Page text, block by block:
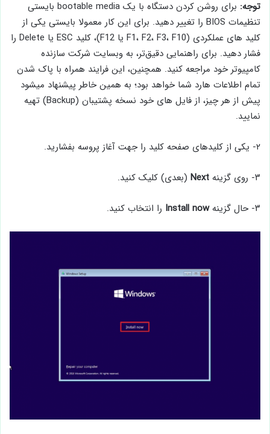
توجه:
برای روشن کردن دستگاه با یک bootable media بایستی
تنظیمات BIOS را تغییر دهید. برای این کار معمولا بایستی یکی از
کلید های عملکردی (F1، F2، F3، F10 یا F12)، کلید ESC یا Delete را
فشار دهید. برای راهنمایی دقیق‌تر، به وبسایت شرکت سازنده
کامپیوتر خود مراجعه کنید. همچنین، این فرایند همراه با پاک شدن
تمام اطلاعات هارد شما خواهد بود؛ به همین خاطر پیشنهاد میشود
پیش از هر چیز، از فایل های خود نسخه پشتیبان (Backup) تهیه
نمایید.
۲- یکی از کلیدهای صفحه کلید را جهت آغاز پروسه بفشارید.
۳- روی گزینه Next (بعدی) کلیک کنید.
۳- حال گزینه Install now را انتخاب کنید.